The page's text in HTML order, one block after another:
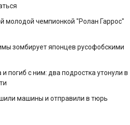
молодой чемпионкой "Ролан Гаррос"
зомбирует японцев русофобскими
и погиб с ним: два подростка утонули в
машины и отправили в тюрь